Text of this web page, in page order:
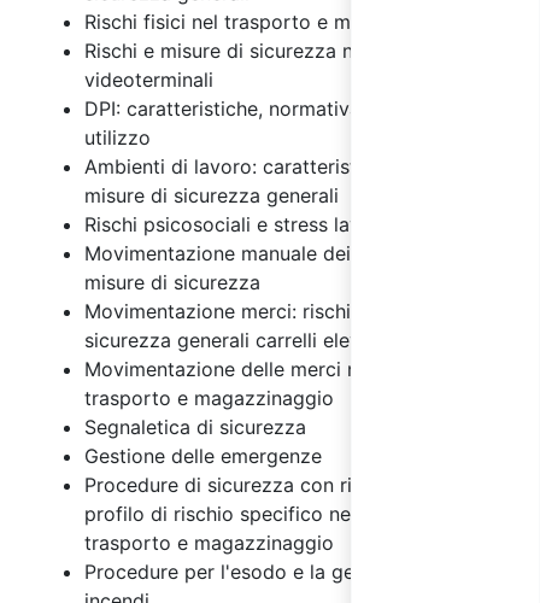
Rischi fisici nel trasporto e magazzinaggio
Rischi e misure di sicurezza nell'uso dei
videoterminali
DPI: caratteristiche, normativa e regole di
utilizzo
Ambienti di lavoro: caratteristiche, rischi e
misure di sicurezza generali
Rischi psicosociali e stress lavoro correlato
Movimentazione manuale dei carichi: rischi e
misure di sicurezza
Movimentazione merci: rischi e misure di
sicurezza generali carrelli elevatori
Movimentazione delle merci nelle attività di
trasporto e magazzinaggio
Segnaletica di sicurezza
Gestione delle emergenze
Procedure di sicurezza con riferimento al
profilo di rischio specifico nel settore del
trasporto e magazzinaggio
Procedure per l'esodo e la gestione degli